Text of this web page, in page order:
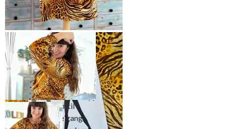
Superenkel, men lekker bluse i
dyreprint.
Mønsteret innbyr til
variasjon – denne gang